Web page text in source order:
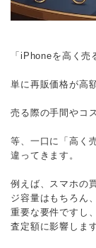
「iPhoneを高く
単に再販価格が高
売る際の手間やコ
等、一口に「高く
違ってきます。
例えば、スマホの
ジ容量はもちろん
重要な要件ですし
査定額に影響します